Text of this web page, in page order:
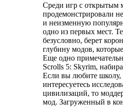
Среди игр с открытым
продемонстрировали
и неизменную
одно из первых мест.
безусловно, берет
глубину модов,
Еще одно
Scrolls 5: Skyrim,
Если вы любите школу,
интересуетесь
цивилизаций, то
мод. Загруженный в